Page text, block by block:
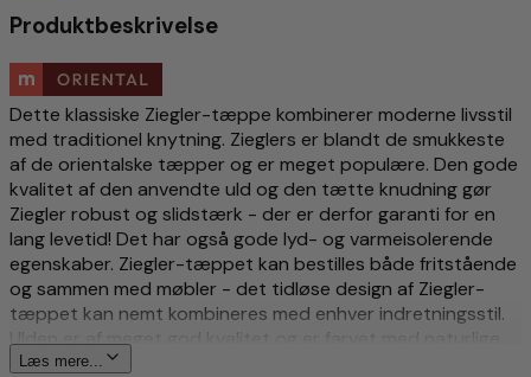
Produktbeskrivelse
Dette klassiske Ziegler-tæppe kombinerer moderne livsstil
med traditionel knytning. Zieglers er blandt de smukkeste
af de orientalske tæpper og er meget populære. Den gode
kvalitet af den anvendte uld og den tætte knudning gør
Ziegler robust og slidstærk - der er derfor garanti for en
lang levetid! Det har også gode lyd- og varmeisolerende
egenskaber. Ziegler-tæppet kan bestilles både fritstående
og sammen med møbler - det tidløse design af Ziegler-
tæppet kan nemt kombineres med enhver indretningsstil.
Ulden er af meget god kvalitet og er farvet med naturlige
vegetabilske farvestoffer. Selve Ziegler-tæppets design
Læs mere...